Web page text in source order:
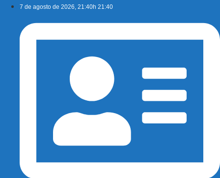
conteúdo
7 de agosto de 2026, 21:40h 21:40